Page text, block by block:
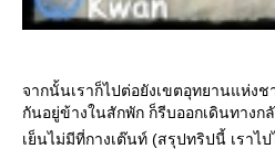
จากนั้นเราก็ไปต่อยังเขตอุทยานแห่ง
กันอยู่ข้างในสักพัก ก็รีบออกเดินทางก
เย็นไม่มีที่กางเต๊นท์ (สรุปทริปนี้ เราไ